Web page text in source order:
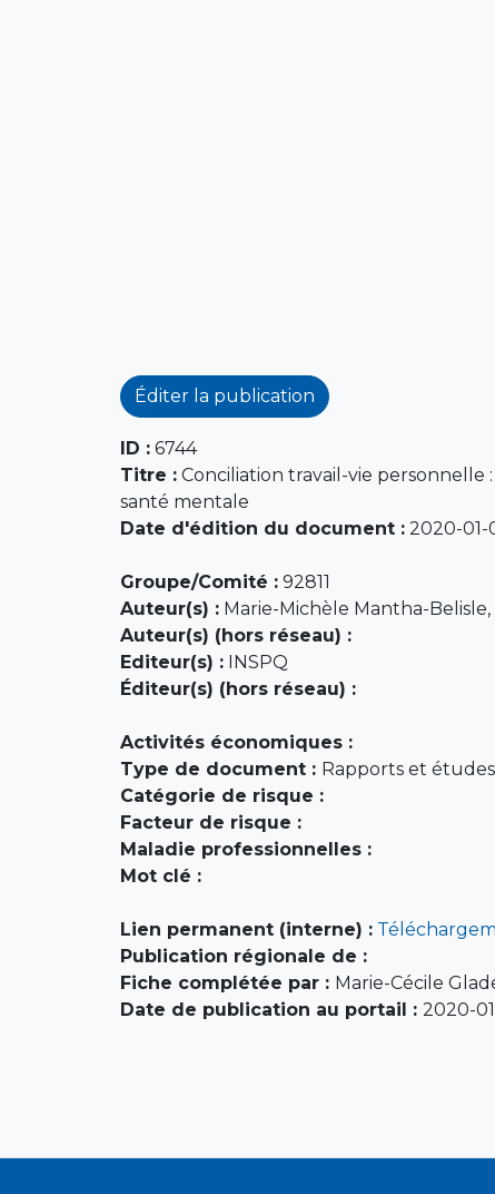
Éditer la publication
ID :6744
Titre :Conciliation travail-vie personnelle
santé mentale
Date d'édition du document :2020-01-
Groupe/Comité :92811
Auteur(s) :Marie-Michèle Mantha-Belisle,
Auteur(s) (hors réseau) :
Editeur(s) :INSPQ
Éditeur(s) (hors réseau) :
Activités économiques :
Type de document : Rapports et
Catégorie de risque :
Facteur de risque :
Maladie professionnelles :
Mot clé :
Lien permanent (interne) :
Publication régionale de :
Fiche complétée par : Marie-Cécile
Date de publication au portail : 2020-